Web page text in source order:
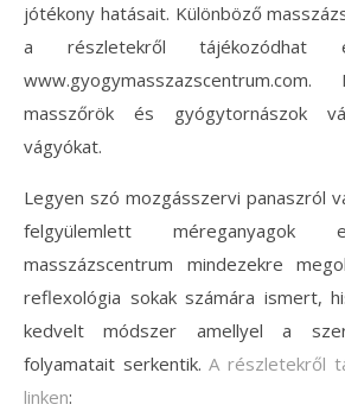
jótékony hatásait. Különböző
a részletekről tájékozódhat
masszőrök és gyógytornászok
vágyókat.
Legyen szó mozgásszervi panaszról
felgyülemlett méreganyagok
masszázscentrum mindezekre
reflexológia sokak számára ismert,
kedvelt módszer amellyel a
folyamatait serkentik.A részletekről
linken: